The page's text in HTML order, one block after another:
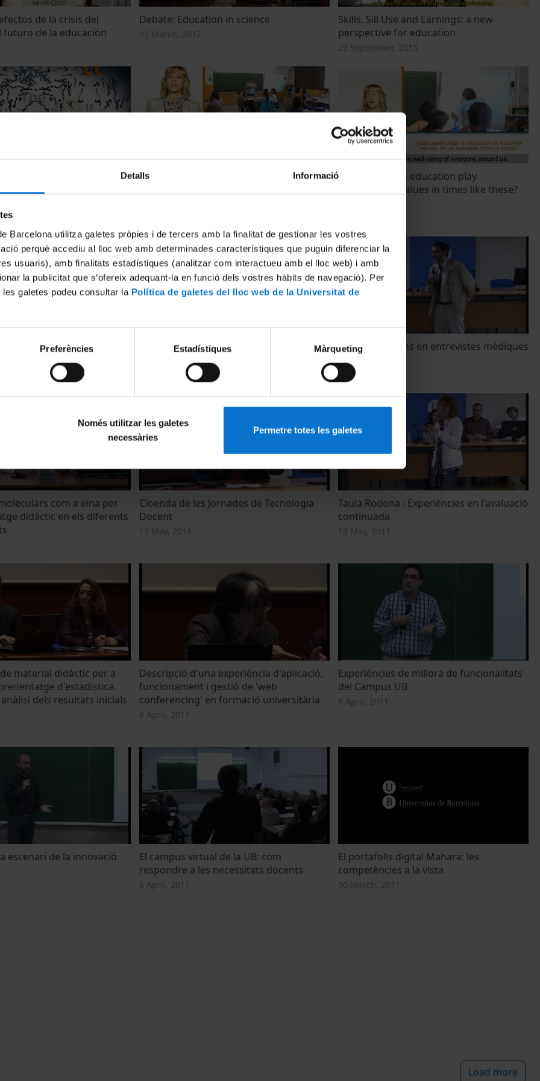
Detalls Informació
Barcelona utilitza galetes pròpies i de tercers amb la finalitat de gestionar les vostres
perquè accediu al lloc web amb determinades característiques que puguin diferenciar la
usuaris), amb finalitats estadístiques (analitzar com interactueu amb el lloc web) i amb
la publicitat que s’ofereix adequant-la en funció dels vostres hàbits de navegació). Per
galetes podeu consultar la Política de galetes del lloc web de la Universitat de
Preferències Estadístiques Màrqueting
Només utilitzar les galetes
necessàries
Permetre totes les galetes
de la crisis del
futuro de la educación
Debate: Education in science
22 March, 2017
Skills, Sill Use and Earnings: a new
perspective for education
29 September, 2015
la educación en
en un momento como
Quin paper juga l'educació en transmetre
What role does education play
transmithing values in times like these?
para la
mejora de la enseñanza
Utilització del vídeo en odontologia
13 May, 2011
Videogravacions en entrevistes mèdiques
13 May, 2011
com a eina per
didàctic en els diferents
Cloenda de les Jornades de Tecnologia
Docent
13 May, 2011
Taula Rodona : Experiències en l'avaluació
continuada
13 May, 2011
material didàctic per a
d'estadística.
dels resultats inicials
Descripció d'una experiència d'aplicació,
funcionament i gestió de 'web
conferencing' en formació universitària
8 April, 2011
Experiències de millora de funcionalitats
del Campus UB
6 April, 2011
escenari de la innovació
El campus virtual de la UB: com
respondre a les necessitats docents
6 April, 2011
El portafolis digital Mahara: les
competències a la vista
30 March, 2011
Load more